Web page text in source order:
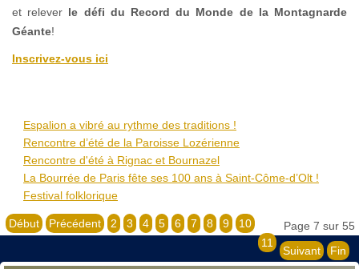
et relever le défi du Record du Monde de la Montagnarde
Géante!
Inscrivez-vous ici
Espalion a vibré au rythme des traditions !
Rencontre d’été de la Paroisse Lozérienne
Rencontre d'été à Rignac et Bournazel
La Bourrée de Paris fête ses 100 ans à Saint-Côme-d’Olt !
Festival folklorique
Page 7 sur 55
Début Précédent 2 3 4 5 6 7 8 9
10
11
Suivant Fin